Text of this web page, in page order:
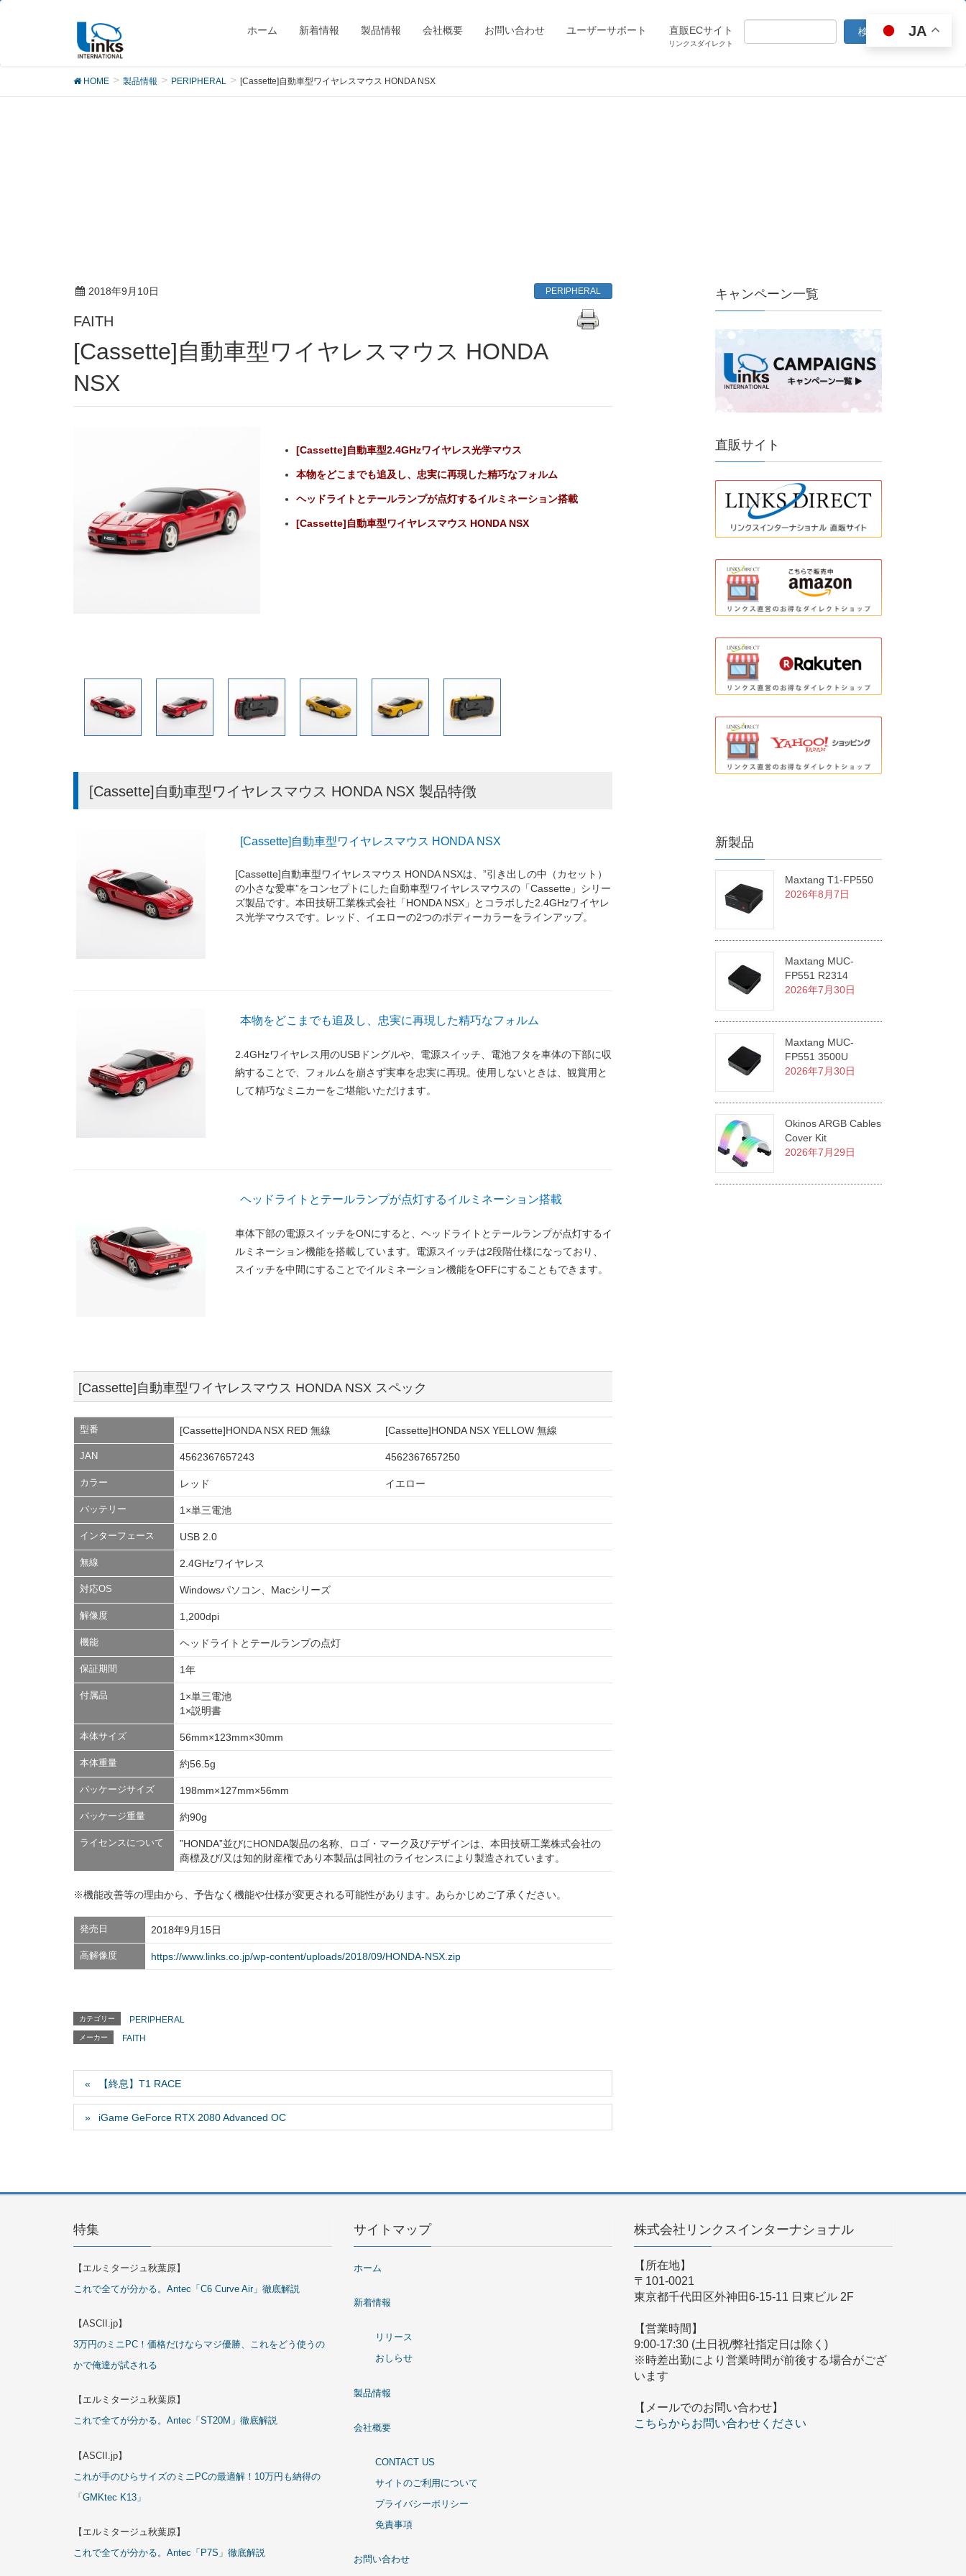
ホーム 新着情報 製品情報 会社概要 お問い合わせ ユーザーサポート 直販ECサイト
リンクスダイレクト
製品
HOME 製品情報 PERIPHERAL [Cassette]自動車型ワイヤレスマウス HONDA NSX
2018年9月10日 PERIPHERAL
FAITH
[Cassette]自動車型ワイヤレスマウス HONDA
NSX
[Cassette]自動車型2.4GHzワイヤレス光学マウス
本物をどこまでも追及し、忠実に再現した精巧なフォルム
ヘッドライトとテールランプが点灯するイルミネーション搭載
[Cassette]自動車型ワイヤレスマウス HONDA NSX
[Cassette]自動車型ワイヤレスマウス HONDA NSX 製品特徴
[Cassette]自動車型ワイヤレスマウス HONDA NSX
[Cassette]自動車型ワイヤレスマウス HONDA NSXは、”引き出しの中（カセット）
の小さな愛車”をコンセプトにした自動車型ワイヤレスマウスの「Cassette」シリー
ズ製品です。本田技研工業株式会社「HONDA NSX」とコラボした2.4GHzワイヤレ
ス光学マウスです。レッド、イエローの2つのボディーカラーをラインアップ。
本物をどこまでも追及し、忠実に再現した精巧なフォルム
2.4GHzワイヤレス用のUSBドングルや、電源スイッチ、電池フタを車体の下部に収
納することで、フォルムを崩さず実車を忠実に再現。使用しないときは、観賞用と
して精巧なミニカーをご堪能いただけます。
ヘッドライトとテールランプが点灯するイルミネーション搭載
車体下部の電源スイッチをONにすると、ヘッドライトとテールランプが点灯するイ
ルミネーション機能を搭載しています。電源スイッチは2段階仕様になっており、
スイッチを中間にすることでイルミネーション機能をOFFにすることもできます。
[Cassette]自動車型ワイヤレスマウス HONDA NSX スペック
型番 [Cassette]HONDA NSX RED 無線 [Cassette]HONDA NSX YELLOW 無線
JAN 4562367657243 4562367657250
カラー レッド イエロー
バッテリー 1×単三電池
インターフェース USB 2.0
無線 2.4GHzワイヤレス
対応OS Windowsパソコン、Macシリーズ
解像度 1,200dpi
機能 ヘッドライトとテールランプの点灯
保証期間 1年
付属品
1×単三電池
1×説明書
本体サイズ 56mm×123mm×30mm
本体重量 約56.5g
パッケージサイズ 198mm×127mm×56mm
パッケージ重量 約90g
ライセンスについて
”HONDA”並びにHONDA製品の名称、ロゴ・マーク及びデザインは、本田技研工業株式会社の
商標及び/又は知的財産権であり本製品は同社のライセンスにより製造されています。
※機能改善等の理由から、予告なく機能や仕様が変更される可能性があります。あらかじめご了承ください。
発売日 2018年9月15日
高解像度 https://www.links.co.jp/wp-content/uploads/2018/09/HONDA-NSX.zip
カテゴリー PERIPHERAL
メーカー FAITH
【終息】T1 RACE
iGame GeForce RTX 2080 Advanced OC
キャンペーン一覧
直販サイト
新製品
Maxtang T1-FP550
2026年8月7日
Maxtang MUC-
FP551 R2314
2026年7月30日
Maxtang MUC-
FP551 3500U
2026年7月30日
Okinos ARGB Cables
Cover Kit
2026年7月29日
特集
【エルミタージュ秋葉原】
これで全てが分かる。Antec「C6 Curve Air」徹底解説
【ASCII.jp】
3万円のミニPC！価格だけならマジ優勝、これをどう使うの
かで俺達が試される
【エルミタージュ秋葉原】
これで全てが分かる。Antec「ST20M」徹底解説
【ASCII.jp】
これが手のひらサイズのミニPCの最適解！10万円も納得の
「GMKtec K13」
【エルミタージュ秋葉原】
これで全てが分かる。Antec「P7S」徹底解説
サイトマップ
ホーム
新着情報
リリース
おしらせ
製品情報
会社概要
CONTACT US
サイトのご利用について
プライバシーポリシー
免責事項
お問い合わせ
株式会社リンクスインターナショナル
【所在地】
〒101-0021
東京都千代田区外神田6-15-11 日東ビル 2F
【営業時間】
9:00-17:30 (土日祝/弊社指定日は除く)
※時差出勤により営業時間が前後する場合がござ
います
【メールでのお問い合わせ】
こちらからお問い合わせください
JA